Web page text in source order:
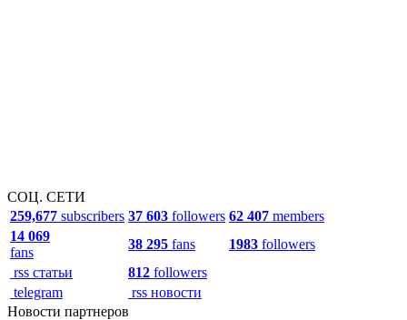
СОЦ. СЕТИ
259,677 subscribers 37 603 followers 62 407 members
14 069
fans
38 295 fans 1983 followers
rss статьи
812 followers
telegram
rss новости
Новости партнеров